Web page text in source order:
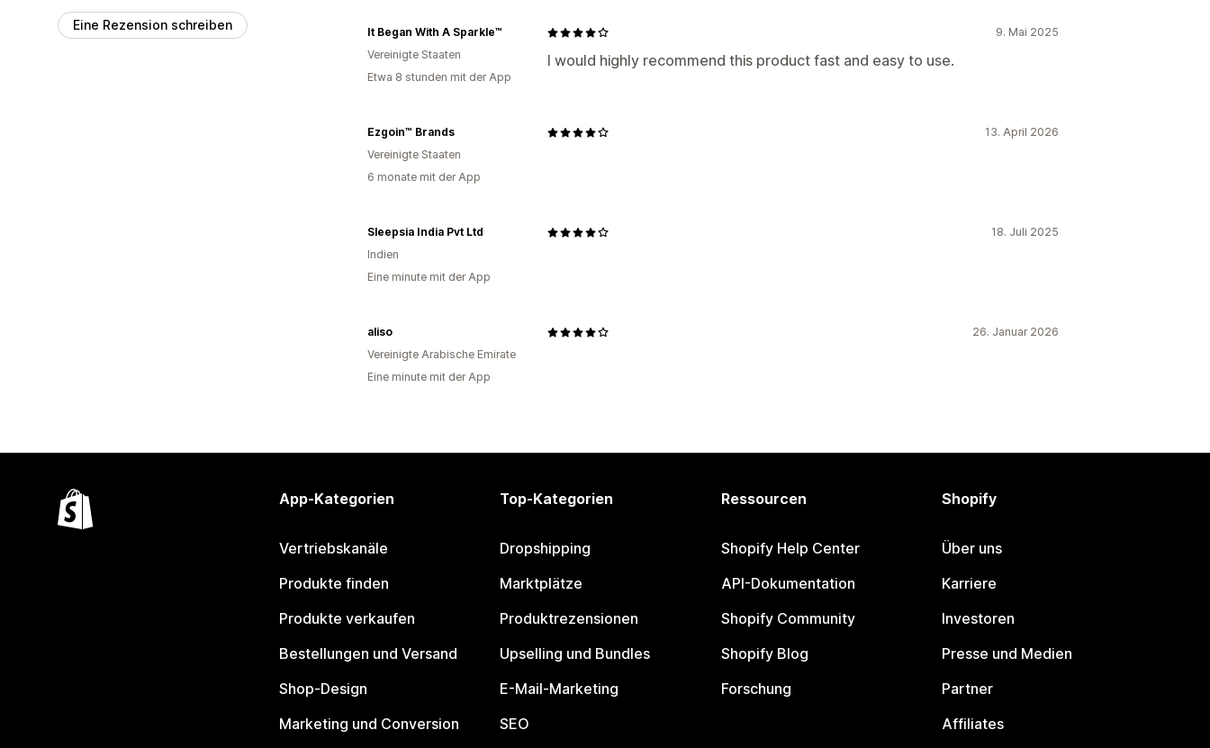
Eine Rezension schreiben 9. Mai 2025
I would highly recommend this product fast and easy to use.
It Began With A Sparkle™
Vereinigte Staaten
Etwa 8 stunden mit der App
13. April 2026
Ezgoin™ Brands
Vereinigte Staaten
6 monate mit der App
18. Juli 2025
Sleepsia India Pvt Ltd
Indien
Eine minute mit der App
26. Januar 2026
aliso
Vereinigte Arabische Emirate
Eine minute mit der App
App-Kategorien
Vertriebskanäle
Produkte finden
Produkte verkaufen
Bestellungen und Versand
Shop-Design
Marketing und Conversion
Top-Kategorien
Dropshipping
Marktplätze
Produktrezensionen
Upselling und Bundles
E-Mail-Marketing
SEO
Ressourcen
Shopify Help Center
API-Dokumentation
Shopify Community
Shopify Blog
Forschung
Shopify
Über uns
Karriere
Investoren
Presse und Medien
Partner
Affiliates